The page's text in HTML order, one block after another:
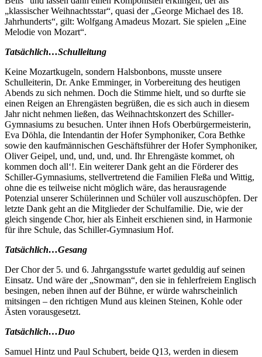
„klassischer Weihnachtsstar“, quasi der „George Michael des 18.
Jahrhunderts“, gilt: Wolfgang Amadeus Mozart. Sie spielen „Eine
Melodie von Mozart“.
Tatsächlich…Schulleitung
Keine Mozartkugeln, sondern Halsbonbons, musste unsere
Schulleiterin, Dr. Anke Emminger, in Vorbereitung des heutigen
Abends zu sich nehmen. Doch die Stimme hielt, und so durfte sie
einen Reigen an Ehrengästen begrüßen, die es sich auch in diesem
Jahr nicht nehmen ließen, das Weihnachtskonzert des Schiller-
Gymnasiums zu besuchen. Unter ihnen Hofs Oberbürgermeisterin,
Eva Döhla, die Intendantin der Hofer Symphoniker, Cora Bethke
sowie den kaufmännischen Geschäftsführer der Hofer Symphoniker,
Oliver Geipel, und, und, und, und. Ihr Ehrengäste kommet, oh
kommen doch all‘!. Ein weiterer Dank geht an die Förderer des
Schiller-Gymnasiums, stellvertretend die Familien Fleßa und Wittig,
ohne die es teilweise nicht möglich wäre, das herausragende
Potenzial unserer Schülerinnen und Schüler voll auszuschöpfen. Der
letzte Dank geht an die Mitglieder der Schulfamilie. Die, wie der
gleich singende Chor, hier als Einheit erschienen sind, in Harmonie
für ihre Schule, das Schiller-Gymnasium Hof.
Tatsächlich…Gesang
Der Chor der 5. und 6. Jahrgangsstufe wartet geduldig auf seinen
Einsatz. Und wäre der „Snowman“, den sie in fehlerfreiem Englisch
besingen, neben ihnen auf der Bühne, er würde wahrscheinlich
mitsingen – den richtigen Mund aus kleinen Steinen, Kohle oder
Ästen vorausgesetzt.
Tatsächlich…Duo
Samuel Hintz und Paul Schubert, beide Q13, werden in diesem